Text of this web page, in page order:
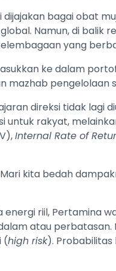
bagai obat
Namun, di balik
yang
ke dalam
mazhab pengelolaan
direksi tidak lagi
untuk rakyat,
Internal Rate of
kita bedah
riil, Pertamina
atau perbatasan.
(high risk).